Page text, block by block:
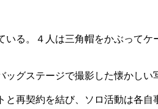
る。４人は三角帽をかぶって
グステージで撮影した懐かし
再契約を結び、ソロ活動は各